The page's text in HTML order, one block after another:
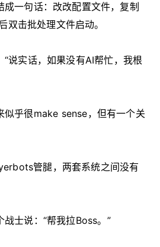
一句话：改改配置文件，复制
击批处理文件启动。
说实话，如果没有AI帮忙，我根
似乎很make sense，但有一个关
管腿，两套系统之间没有
战士说：“帮我拉Boss。”